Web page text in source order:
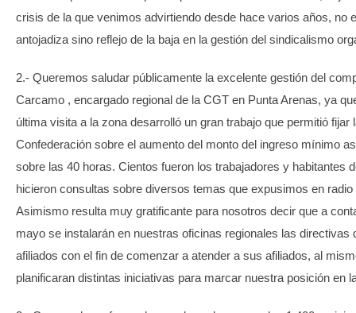
crisis de la que venimos advirtiendo desde hace varios años, no
antojadiza sino reflejo de la baja en la gestión del sindicalismo
2.- Queremos saludar públicamente la excelente gestión del
Carcamo , encargado regional de la CGT en Punta Arenas, ya
última visita a la zona desarrolló un gran trabajo que permitió fijar
Confederación sobre el aumento del monto del ingreso mínimo
sobre las 40 horas. Cientos fueron los trabajadores y habitantes
hicieron consultas sobre diversos temas que expusimos en
Asimismo resulta muy gratificante para nosotros decir que a
mayo se instalarán en nuestras oficinas regionales las directivas
afiliados con el fin de comenzar a atender a sus afiliados, al
planificaran distintas iniciativas para marcar nuestra posición en